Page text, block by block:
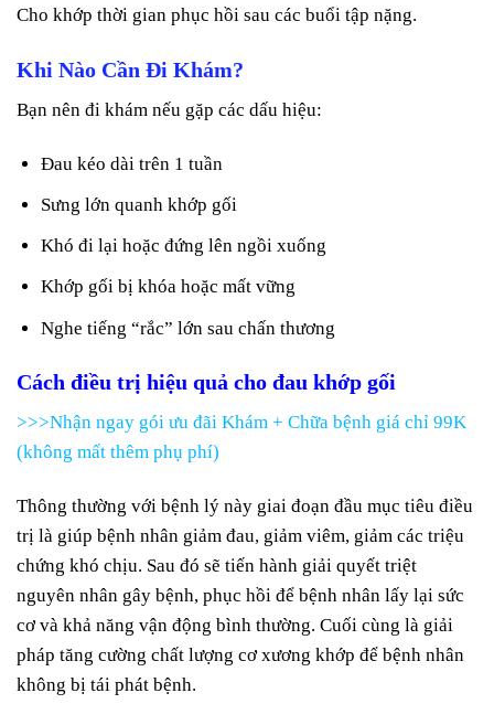
Cho khớp thời gian phục hồi sau các buổi tập nặng.
Khi Nào Cần Đi Khám?
Bạn nên đi khám nếu gặp các dấu hiệu:
Đau kéo dài trên 1 tuần
Sưng lớn quanh khớp gối
Khó đi lại hoặc đứng lên ngồi xuống
Khớp gối bị khóa hoặc mất vững
Nghe tiếng “rắc” lớn sau chấn thương
Cách điều trị hiệu quả cho đau khớp gối
>>>Nhận ngay gói ưu đãi Khám + Chữa bệnh giá chỉ 99K
(không mất thêm phụ phí)
Thông thường với bệnh lý này giai đoạn đầu mục tiêu điều
trị là giúp bệnh nhân giảm đau, giảm viêm, giảm các triệu
chứng khó chịu. Sau đó sẽ tiến hành giải quyết triệt
nguyên nhân gây bệnh, phục hồi để bệnh nhân lấy lại sức
cơ và khả năng vận động bình thường. Cuối cùng là giải
pháp tăng cường chất lượng cơ xương khớp để bệnh nhân
không bị tái phát bệnh.